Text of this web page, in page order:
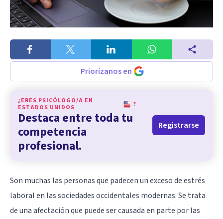
Priorízanos en
¿ERES PSICÓLOGO/A EN
ESTADOS UNIDOS
?
Destaca entre toda tu
competencia
profesional.
Registrarse
Son muchas las personas que padecen un exceso de estrés
laboral en las sociedades occidentales modernas. Se trata
de una afectación que puede ser causada en parte por las